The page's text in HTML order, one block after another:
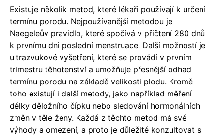
Existuje několik metod, které lékaři používají k určení
termínu porodu. Nejpoužívanější metodou je
Naegeleův pravidlo, které spočívá v přičtení 280 dnů
k prvnímu dni poslední menstruace. Další možností je
ultrazvukové vyšetření, které se provádí v prvním
trimestru těhotenství a umožňuje přesnější odhad
termínu porodu na základě velikosti plodu. Kromě
toho existují i další metody, jako například měření
délky děložního čípku nebo sledování hormonálních
změn v těle ženy. Každá z těchto metod má své
výhody a omezení, a proto je důležité konzultovat s